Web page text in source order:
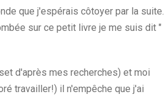
que j'espérais côtoyer par la suite.
sur ce petit livre je me suis dit "
d'après mes recherches) et moi
travailler!) il n'empêche que j'ai